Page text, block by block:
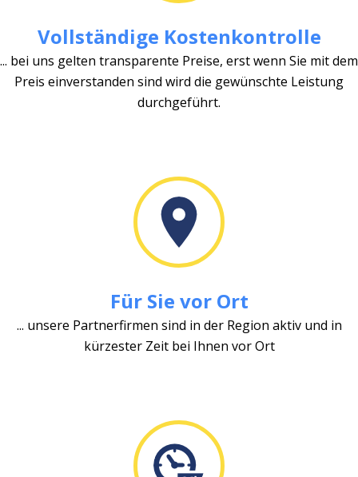
Vollständige Kostenkontrolle
... bei uns gelten transparente Preise, erst wenn Sie mit dem
Preis einverstanden sind wird die gewünschte Leistung
durchgeführt.
Für Sie vor Ort
... unsere Partnerfirmen sind in der Region aktiv und in
kürzester Zeit bei Ihnen vor Ort